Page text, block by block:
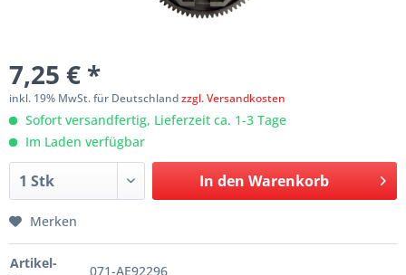
7,25 € *
inkl. 19% MwSt. für Deutschlandzzgl. Versandkosten
Sofort versandfertig, Lieferzeit ca. 1-3 Tage
Im Laden verfügbar
In den Warenkorb
Merken
Artikel-
071-AE92296